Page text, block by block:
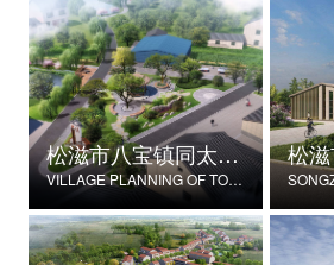
松滋市八宝镇同太湖村村庄规划
VILLAGE PLANNING OF TONGTAIHU VILLAGE, BABAO TOWN, SONGZI CITY